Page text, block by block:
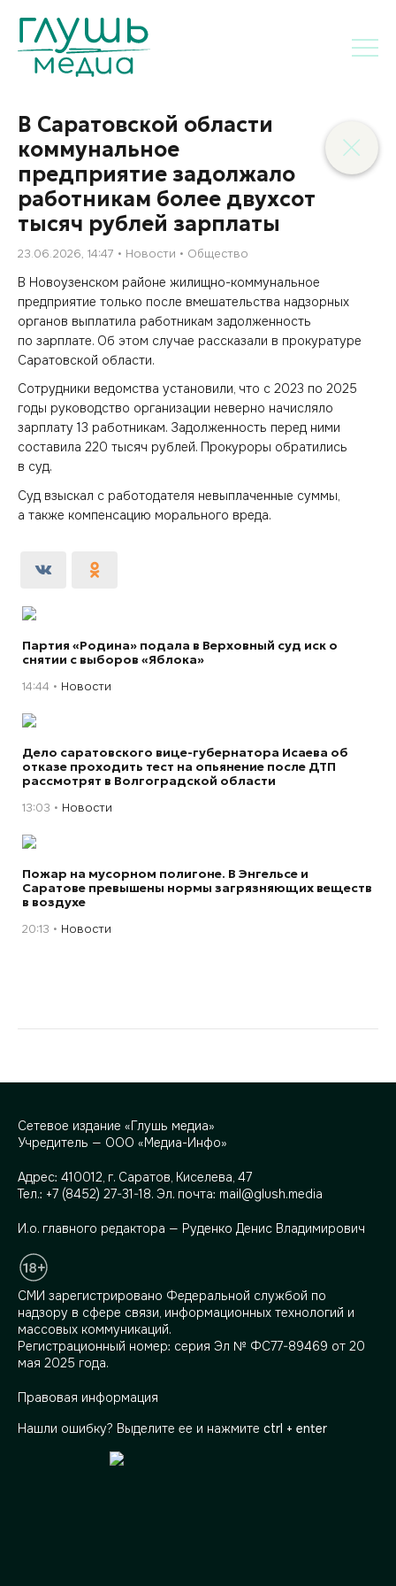
В Саратовской области
коммунальное
предприятие задолжало
работникам более двухсот
тысяч рублей зарплаты
23.06.2026, 14:47 Новости Общество
В Новоузенском районе жилищно-коммунальное
предприятие только после вмешательства надзорных
органов выплатила работникам задолженность
по зарплате. Об этом случае рассказали в прокуратуре
Саратовской области.
Сотрудники ведомства установили, что с 2023 по 2025
годы руководство организации неверно начисляло
зарплату 13 работникам. Задолженность перед ними
составила 220 тысяч рублей. Прокуроры обратились
в суд.
Суд взыскал с работодателя невыплаченные суммы,
а также компенсацию морального вреда.
Партия «Родина» подала в Верховный суд иск о
снятии с выборов «Яблока»
14:44 Новости
Дело саратовского вице-губернатора Исаева об
отказе проходить тест на опьянение после ДТП
рассмотрят в Волгоградской области
13:03 Новости
Пожар на мусорном полигоне. В Энгельсе и
Саратове превышены нормы загрязняющих веществ
в воздухе
20:13 Новости
Сетевое издание «Глушь медиа»
Учредитель — ООО «Медиа-Инфо»
Адрес: 410012, г. Саратов, Киселева, 47
Тел.: +7 (8452) 27-31-18. Эл. почта: mail@glush.media
И.о. главного редактора — Руденко Денис Владимирович
СМИ зарегистрировано Федеральной службой по
надзору в сфере связи, информационных технологий и
массовых коммуникаций.
Регистрационный номер: серия Эл № ФС77-89469 от 20
мая 2025 года.
Правовая информация
Нашли ошибку? Выделите ее и нажмите ctrl + enter